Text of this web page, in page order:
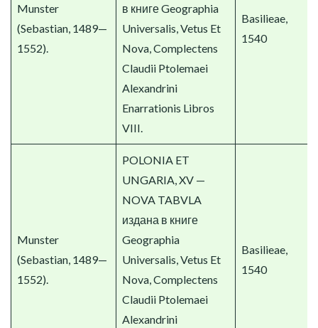
Munster
(Sebastian, 1489—
1552).
в книге Geographia
Universalis, Vetus Et
Nova, Complectens
Claudii Ptolemaei
Alexandrini
Enarrationis Libros
VIII.
Basilieae,
1540
Munster
(Sebastian, 1489—
1552).
POLONIA ET
UNGARIA, XV —
NOVA TABVLA
издана в книге
Geographia
Universalis, Vetus Et
Nova, Complectens
Claudii Ptolemaei
Alexandrini
Basilieae,
1540